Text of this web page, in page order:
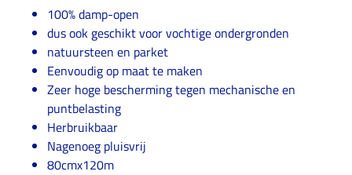
100% damp-open
dus ook geschikt voor vochtige ondergronden
natuursteen en parket
Eenvoudig op maat te maken
Zeer hoge bescherming tegen mechanische en
puntbelasting
Herbruikbaar
Nagenoeg pluisvrij
80cmx120m